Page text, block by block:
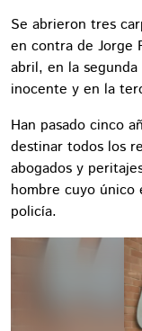
Se abrieron tres
en contra de Jorge
abril, en la
inocente y en la
Han pasado cinco
destinar todos los
abogados y
hombre cuyo
policía.